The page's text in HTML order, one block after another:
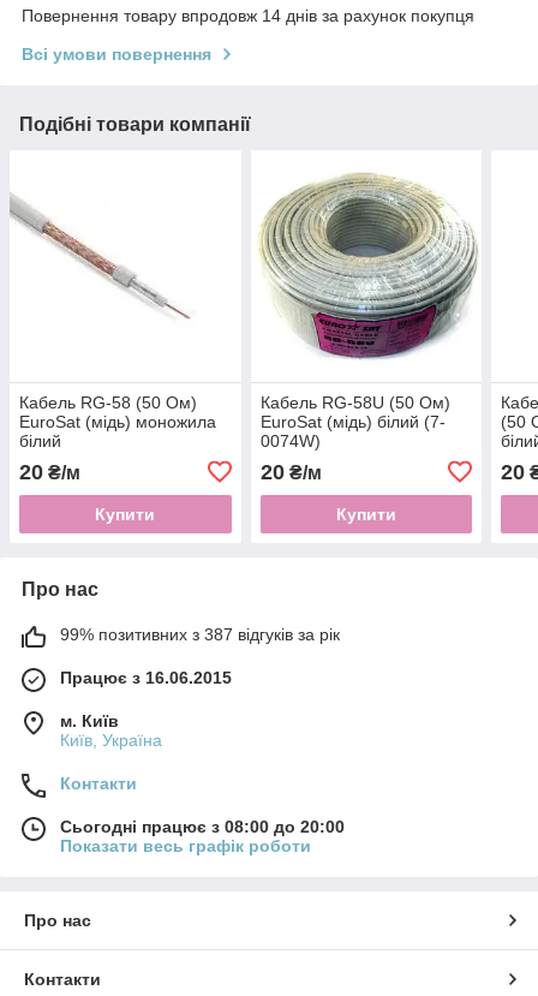
Повернення товару впродовж 14 днів за рахунок покупця
Всі умови повернення
Подібні товари компанії
Кабель RG-58 (50 Ом)
EuroSat (мідь) моножила
білий
20 ₴/м
Купити
Кабель RG-58U (50 Ом)
EuroSat (мідь) білий (7-
0074W)
20₴/м
Купити
(50
20
Про нас
99% позитивних з 387 відгуків за рік
Працює з 16.06.2015
м. Київ
Київ, Україна
Контакти
Сьогодні працює з 08:00 до 20:00
Показати весь графік роботи
Про нас
Контакти